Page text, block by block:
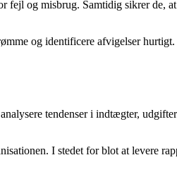
fejl og misbrug. Samtidig sikrer de,
og identificere afvigelser
tendenser i indtægter,
I stedet for blot at levere